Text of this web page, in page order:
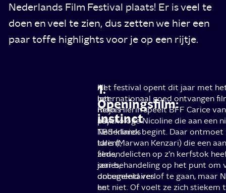
Nederlands Film Festival plaats! Er is veel te
doen en veel te zien, dus zetten we hier een
paar toffe highlights voor je op een rijtje.
Al
het
moois
aan
Nederlands
talent,
films,
series,
documentaires
en
1.
Openingsfilm:
instinct
Het festival opent dit jaar met
internationaal goed ontvangen
Reijn. Hierin speelt BFF Carice
psychologe Nicoline die aan een
TBS-kliniek begint. Daar
Idris (Marwan Kenzari) die een
zedendelicten op z’n kerfstok
jaar behandeling op het punt om
onbegeleid verlof te gaan, maar
het niet. Of voelt ze zich stiekem